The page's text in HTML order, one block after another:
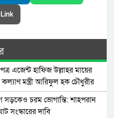
এজেন্ট হাফিজ উল্লাহর মায়ের
কল্যাণ মন্ত্রী আরিফুল হক চৌধুরীর
সড়কেও চরম ভোগান্তি: শাহপরান
সংস্কারের দাবি